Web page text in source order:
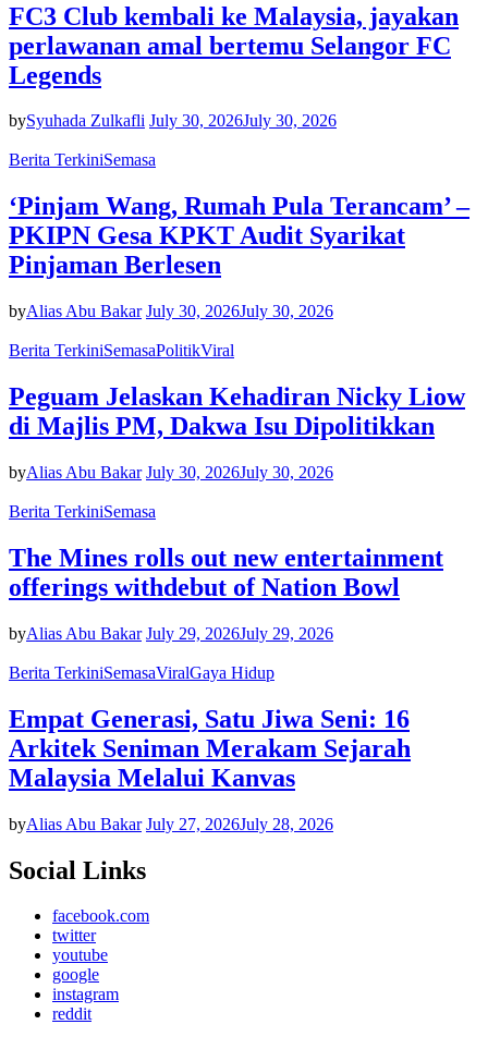
FC3 Club kembali ke Malaysia, jayakan
perlawanan amal bertemu Selangor FC
Legends
bySyuhada Zulkafli July 30, 2026July 30, 2026
Berita TerkiniSemasa
‘Pinjam Wang, Rumah Pula Terancam’ –
PKIPN Gesa KPKT Audit Syarikat
Pinjaman Berlesen
byAlias Abu Bakar July 30, 2026July 30, 2026
Berita TerkiniSemasaPolitikViral
Peguam Jelaskan Kehadiran Nicky Liow
di Majlis PM, Dakwa Isu Dipolitikkan
byAlias Abu Bakar July 30, 2026July 30, 2026
Berita TerkiniSemasa
The Mines rolls out new entertainment
offerings withdebut of Nation Bowl
byAlias Abu Bakar July 29, 2026July 29, 2026
Berita TerkiniSemasaViralGaya Hidup
Empat Generasi, Satu Jiwa Seni: 16
Arkitek Seniman Merakam Sejarah
Malaysia Melalui Kanvas
byAlias Abu Bakar July 27, 2026July 28, 2026
Social Links
facebook.com
twitter
youtube
google
instagram
reddit